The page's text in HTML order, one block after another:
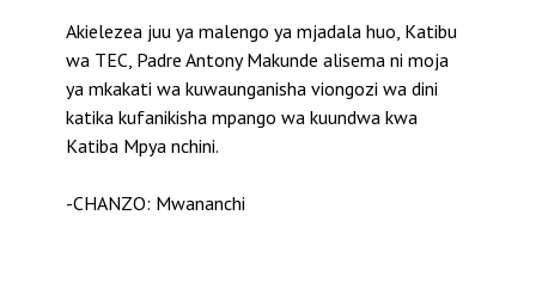
Akielezea juu ya malengo ya mjadala huo, Katibu
wa TEC, Padre Antony Makunde alisema ni moja
ya mkakati wa kuwaunganisha viongozi wa dini
katika kufanikisha mpango wa kuundwa kwa
Katiba Mpya nchini.
-CHANZO: Mwananchi